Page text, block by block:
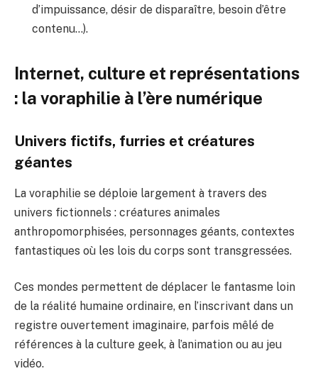
d’impuissance, désir de disparaître, besoin d’être
contenu…).
Internet, culture et représentations
: la voraphilie à l’ère numérique
Univers fictifs, furries et créatures
géantes
La voraphilie se déploie largement à travers des
univers fictionnels : créatures animales
anthropomorphisées, personnages géants, contextes
fantastiques où les lois du corps sont transgressées.
Ces mondes permettent de déplacer le fantasme loin
de la réalité humaine ordinaire, en l’inscrivant dans un
registre ouvertement imaginaire, parfois mêlé de
références à la culture geek, à l’animation ou au jeu
vidéo.